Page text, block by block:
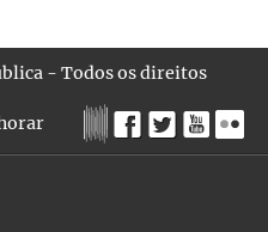
- Todos os direitos